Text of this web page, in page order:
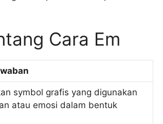
Cara Em
symbol grafis yang digunakan
atau emosi dalam bentuk